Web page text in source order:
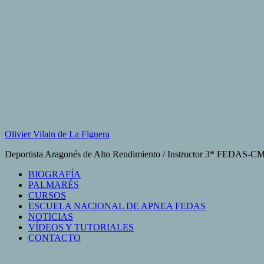
Olivier Vilain de La Figuera
Deportista Aragonés de Alto Rendimiento / Instructor 3* FEDAS-
BIOGRAFÍA
PALMARÉS
CURSOS
ESCUELA NACIONAL DE APNEA FEDAS
NOTICIAS
VÍDEOS Y TUTORIALES
CONTACTO